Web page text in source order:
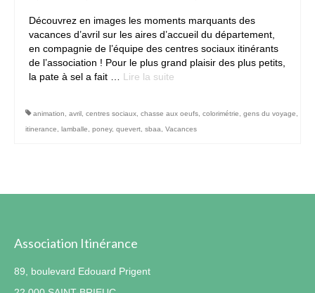
Contact
Découvrez en images les moments marquants des
vacances d’avril sur les aires d’accueil du département,
en compagnie de l’équipe des centres sociaux itinérants
de l’association ! Pour le plus grand plaisir des plus petits,
la pate à sel a fait … Lire la suite­­
animation avril centres sociaux chasse aux oeufs colorimétrie gens du voyage
itinerance
lamballe poney, quevert sbaa Vacances
Association Itinérance
89, boulevard Edouard Prigent